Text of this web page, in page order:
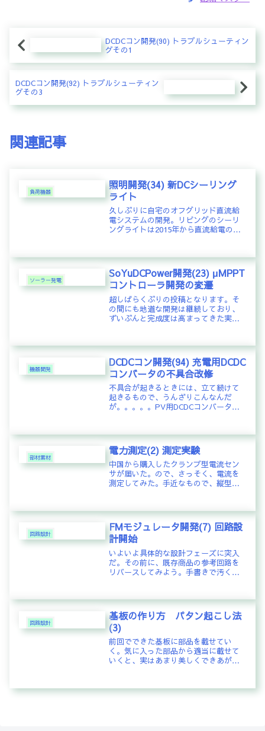
DCDCコン開発(90) トラブルシューティン
グその1
DCDCコン開発(92) トラブルシューティン
グその3
関連記事
負荷機器
照明開発(34) 新DCシーリング
ライト
久しぶりに自宅のオフグリッド直流給
電システムの開発。リビングのシーリ
ングライトは2015年から直流給電の
ていた。第1期と第2期はLEDモジュー
ルを強力なタイ...
ソーラー発電
SoYuDCPower開発(23) μMPPT
コントローラ開発の変遷
超しばらくぶりの投稿となります。そ
の間にも地道な開発は継続しており、
ずいぶんと完成度は高まってきた実感
下での動作となるため、寿命が2年ほど
であることが大きな課題となってま
す...
機器開発
DCDCコン開発(94) 充電用DCDC
コンバータの不具合改修
不具合が起きるときには、立て続けて
起きるもので、うんざりこんなんだ
が。。。。。PV用DCDCコンバータが
か発電しないので、夜間のために鉛蓄
電池を連携させる。直流給電は主に
自...
部材素材
電力測定(2) 測定実験
中国から購入したクランプ型電流セン
サが届いた。ので、さっそく、電流を
測定してみた。手近なもので、縦型扇
を細工して、クランプセンサをセット
した治具を作成。先ずは、風量を弱
で。...
回路設計
FMモジュレータ開発(7) 回路設
計開始
いよいよ具体的な設計フェーズに突入
だ。その前に、既存商品の参考回路を
リバースしてみよう。手書きで汚くて
ファレンス回路を比べると、ほぼほぼ
そのままであることが判明。中国製品
で...
回路設計
基板の作り方 パタン起こし法
(3)
前回でできた基板に部品を載せてい
く。気に入った部品から適当に載せて
いくと、実はあまり美しくできあがら
の低い表面実装部品をはんだ付する。